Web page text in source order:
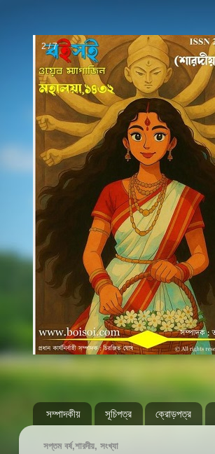
3 / 7
সম্পাদকীয় সূচিপত্র ক্রোড়পত্র